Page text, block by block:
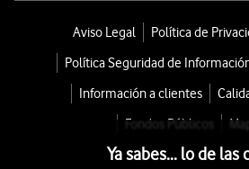
Aviso Legal
Política de
Política Seguridad de
Información a clientes
Fondos Públicos
Ya sabes... lo de las